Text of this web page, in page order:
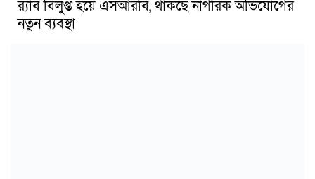
র‍্যাব বিলুপ্ত হয়ে এসআরবি, থাকছে নাগরিক অভিযোগের
নতুন ব্যবস্থা